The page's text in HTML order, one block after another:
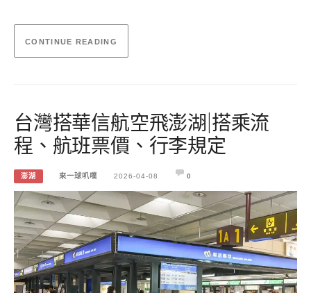
CONTINUE READING
台灣搭華信航空飛澎湖|搭乘流
程、航班票價、行李規定
澎湖 來一球叭噗 2026-04-08 0